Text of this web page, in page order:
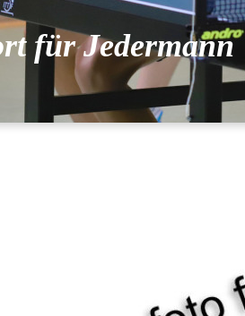
für Jedermann